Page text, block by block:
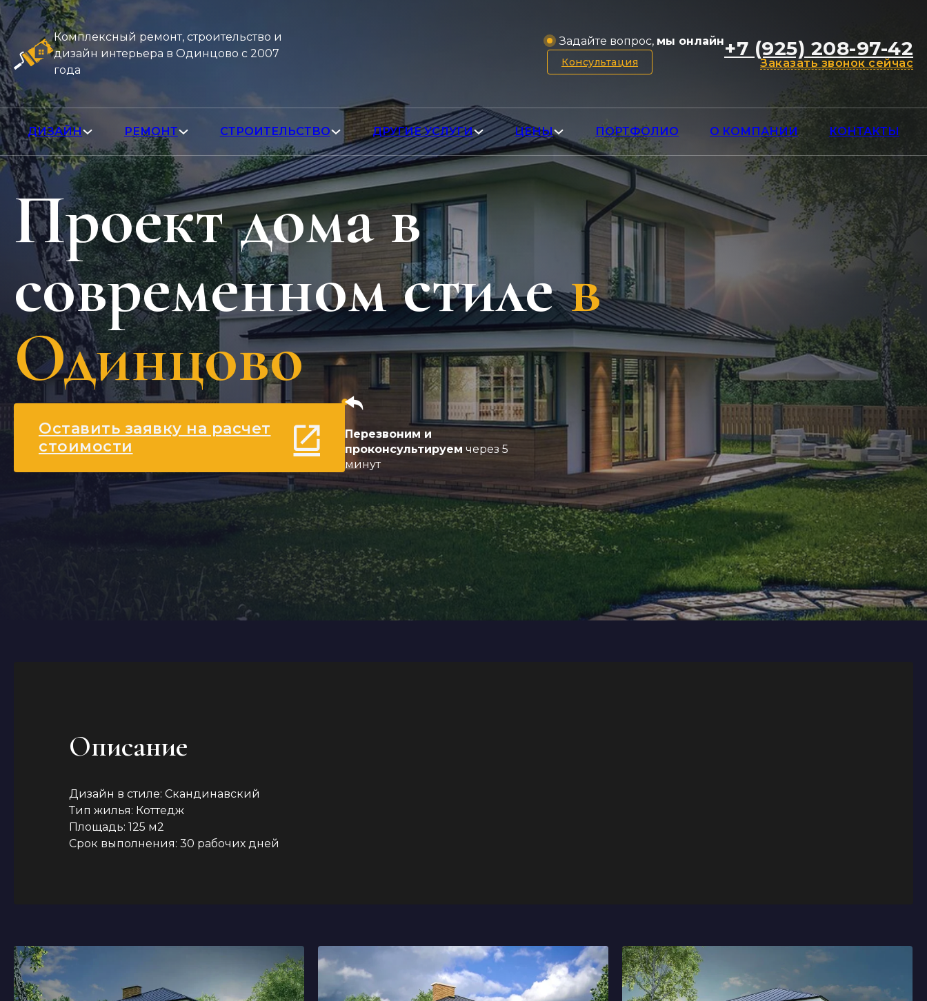
Комплексный ремонт, строительство и
дизайн интерьера в Одинцово с 2007
года
Задайте вопрос, мы онлайн
Консультация
+7 (925) 208-97-42
Заказать звонок сейчас
ДИЗАЙН РЕМОНТ СТРОИТЕЛЬСТВО ДРУГИЕ УСЛУГИ ЦЕНЫ ПОРТФОЛИО О КОМПАНИИ КОНТАКТЫ
Проект дома в
современном стилев
Одинцово
Оставить заявку на расчет
стоимости
Перезвоним и
проконсультируем через 5
минут
Описание
Дизайн в стиле: Скандинавский
Тип жилья: Коттедж
Площадь: 125 м2
Срок выполнения: 30 рабочих дней